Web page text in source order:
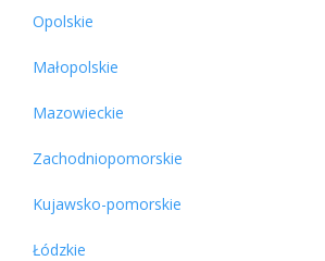
Opolskie
Małopolskie
Mazowieckie
Zachodniopomorskie
Kujawsko-pomorskie
Łódzkie